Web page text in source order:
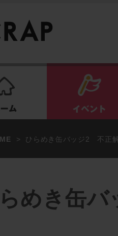
> ひらめき缶バッジ2 不正
めき缶